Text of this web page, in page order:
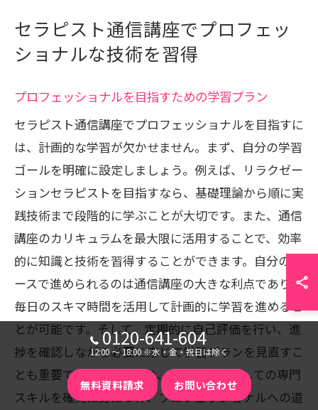
セラピスト通信講座でプロフェッ
ショナルな技術を習得
プロフェッショナルを目指すための学習プラン
セラピスト通信講座でプロフェッショナルを目指すに
は、計画的な学習が欠かせません。まず、自分の学習
ゴールを明確に設定しましょう。例えば、リラクゼー
ションセラピストを目指すなら、基礎理論から順に実
践技術まで段階的に学ぶことが大切です。また、通信
講座のカリキュラムを最大限に活用することで、効率
的に知識と技術を習得することができます。自分のペ
ースで進められるのは通信講座の大きな利点であり、
毎日のスキマ時間を活用して計画的に学習を進めるこ
とが可能です。そして、定期的に自己評価を行い、進
捗を確認しながら必要に応じて学習プランを見直すこ
とも重要です。これにより、セラピストとしての専門
スキルを確実に身につけ、プロフェッショナルへの道
0120-641-604
12:00 〜 18:00 ※水・金・祝日は除く
無料資料請求 お問い合わせ